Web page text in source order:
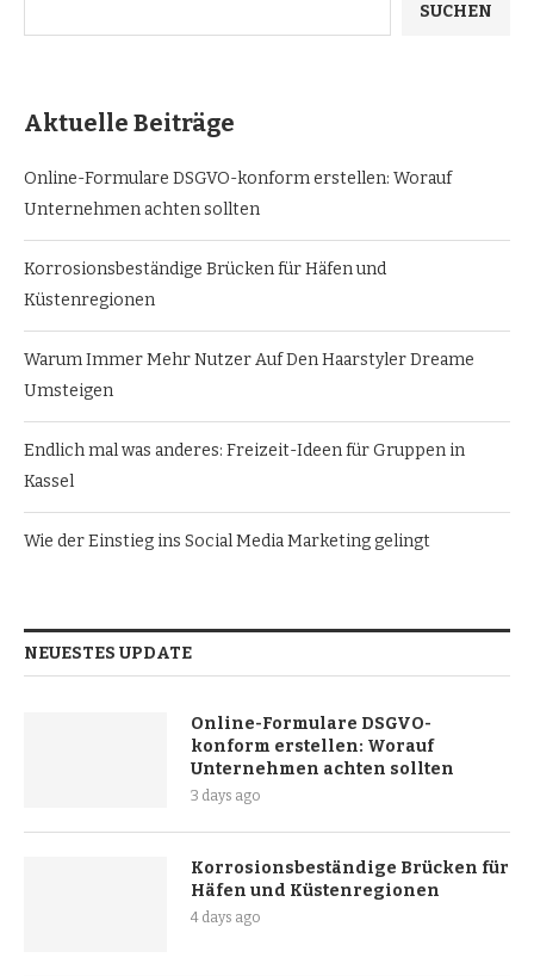
SUCHEN
Aktuelle Beiträge
Online-Formulare DSGVO-konform erstellen: Worauf
Unternehmen achten sollten
Korrosionsbeständige Brücken für Häfen und
Küstenregionen
Warum Immer Mehr Nutzer Auf Den Haarstyler Dreame
Umsteigen
Endlich mal was anderes: Freizeit-Ideen für Gruppen in
Kassel
Wie der Einstieg ins Social Media Marketing gelingt
NEUESTES UPDATE
Online-Formulare DSGVO-
konform erstellen: Worauf
Unternehmen achten sollten
3 days ago
Korrosionsbeständige Brücken für
Häfen und Küstenregionen
4 days ago